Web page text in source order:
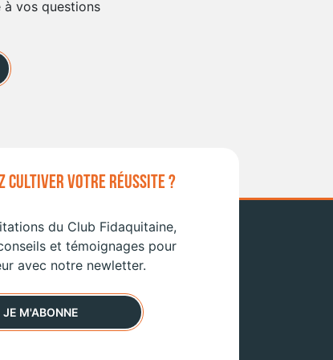
vos questions
CULTIVER VOTRE RÉUSSITE ?
du Club Fidaquitaine,
et témoignages pour
avec notre newletter.
JE M'ABONNE